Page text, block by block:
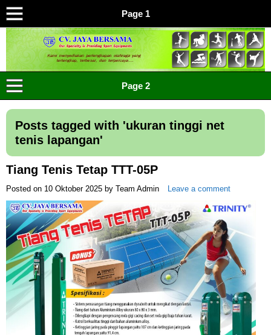
Page 1
CV JAYA BERSAMA Co Id
Menyediakan Semua Perlengkapan Olahraga Yang
Page 2
Posts tagged with 'ukuran tinggi net
tenis lapangan'
Tiang Tenis Tetap TTT-05P
Posted on 10 Oktober 2025 by Team Admin Leave a comment